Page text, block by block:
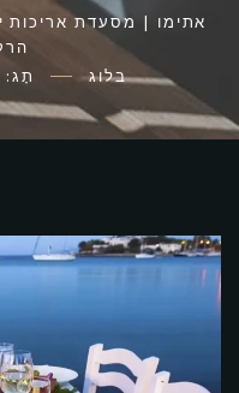
אתימו | מסעדת אריכות
בלוג
תָג: